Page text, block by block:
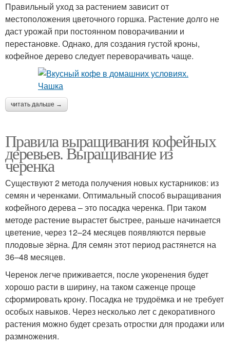
Правильный уход за растением зависит от
местоположения цветочного горшка. Растение долго не
даст урожай при постоянном поворачивании и
перестановке. Однако, для создания густой кроны,
кофейное дерево следует переворачивать чаще.
читать дальше →
Правила выращивания кофейных
деревьев. Выращивание из
черенка
Существуют 2 метода получения новых кустарников: из
семян и черенками. Оптимальный способ выращивания
кофейного дерева – это посадка черенка. При таком
методе растение вырастет быстрее, раньше начинается
цветение, через 12–24 месяцев появляются первые
плодовые зёрна. Для семян этот период растянется на
36–48 месяцев.
Черенок легче приживается, после укоренения будет
хорошо расти в ширину, на таком саженце проще
сформировать крону. Посадка не трудоёмка и не требует
особых навыков. Через несколько лет с декоративного
растения можно будет срезать отростки для продажи или
размножения.